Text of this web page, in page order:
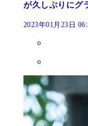
が久しぶりにグ
2023年01月23日